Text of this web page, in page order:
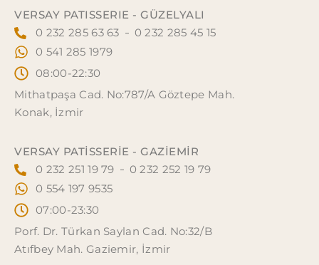
VERSAY PATISSERIE - GÜZELYALI
0 232 285 63 63
0 232 285 45 15
0 541 285 1979
08:00-22:30
Mithatpaşa Cad. No:787/A Göztepe Mah.
Konak, İzmir
VERSAY PATISSERIE - GAZİEMİR
0 232 251 19 79
0 232 252 19 79
0 554 197 9535
07:00-23:30
Porf. Dr. Türkan Saylan Cad. No:32/B
Atıfbey Mah. Gaziemir, İzmir